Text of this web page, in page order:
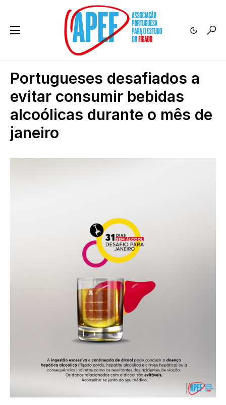
Portugueses desafiados a
evitar consumir bebidas
alcoólicas durante o mês de
janeiro